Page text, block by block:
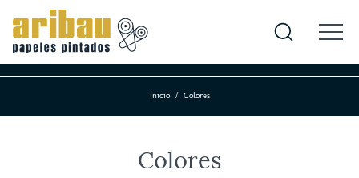
Inicio Colores
Colores